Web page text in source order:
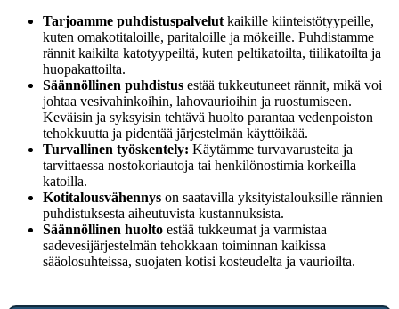
Tarjoamme puhdistuspalvelut kaikille kiinteistötyypeille,
kuten omakotitaloille, paritaloille ja mökeille. Puhdistamme
rännit kaikilta katotyypeiltä, kuten peltikatoilta, tiilikatoilta ja
huopakattoilta.
Säännöllinen puhdistus estää tukkeutuneet rännit, mikä voi
johtaa vesivahinkoihin, lahovaurioihin ja ruostumiseen.
Keväisin ja syksyisin tehtävä huolto parantaa vedenpoiston
tehokkuutta ja pidentää järjestelmän käyttöikää.
Turvallinen työskentely: Käytämme turvavarusteita ja
tarvittaessa nostokoriautoja tai henkilönostimia korkeilla
katoilla.
Kotitalousvähennys on saatavilla yksityistalouksille rännien
puhdistuksesta aiheutuvista kustannuksista.
Säännöllinen huolto estää tukkeumat ja varmistaa
sadevesijärjestelmän tehokkaan toiminnan kaikissa
sääolosuhteissa, suojaten kotisi kosteudelta ja vaurioilta.